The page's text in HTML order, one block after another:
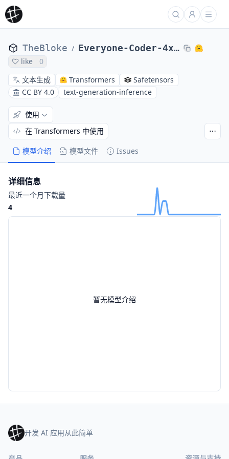
TheBloke / Everyone-Coder-4x7b-Base-AWQ
like
0
文本生成
Transformers
Safetensors
CC BY 4.0
text-generation-inference
模型介绍 模型文件 Issues
使用
在 Transformers 中使用
暂无模型介绍
详细信息
最近一个月下载量
4
开发 AI 应用从此简单